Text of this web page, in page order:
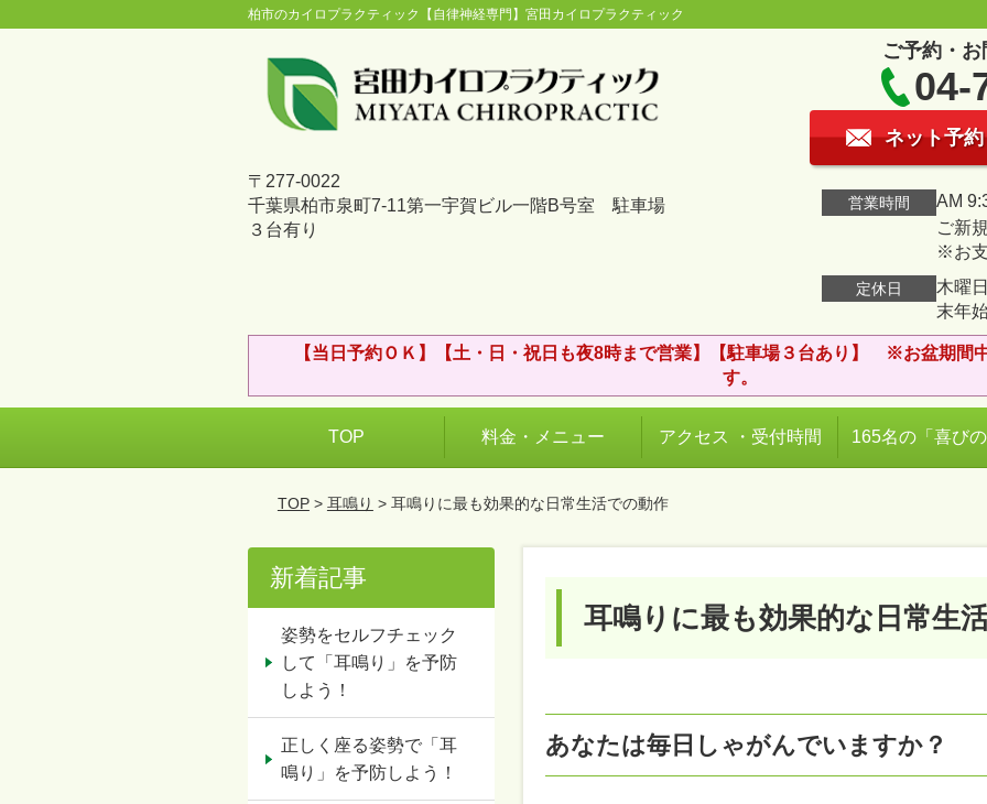
柏市のカイロプラクティック【自律神経専門】宮田カイロプラクティック
〒277-0022
千葉県柏市泉町7-11第一宇賀ビル一階B号室 駐車場
３台有り
ご予約・
04-
ネット予約
営業時間
AM
ご新
※お
定休日
木曜
末年
【当日予約ＯＫ】【土・日・祝日も夜8時まで営業】【駐車場３台あり】 ※お盆期間
す。
TOP 料金・メニュー アクセス ・受付時間 165名の「喜び
TOP> 耳鳴り > 耳鳴りに最も効果的な日常生活での動作
耳鳴りに最も効果的な日常生
あなたは毎日しゃがんでいますか？
新着記事
姿勢をセルフチェック
して「耳鳴り」を予防
しよう！
正しく座る姿勢で「耳
鳴り」を予防しよう！